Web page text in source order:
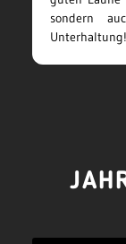
sondern
Unterhaltung!